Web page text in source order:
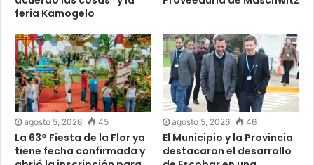
feria Kamogelo
agosto 5, 2026 45
La 63° Fiesta de la Flor ya
tiene fecha confirmada y
agosto 5, 2026 46
El Municipio y la Provincia
destacaron el desarrollo